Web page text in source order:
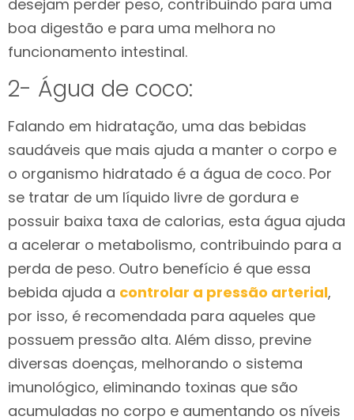
desejam perder peso, contribuindo para uma
boa digestão e para uma melhora no
funcionamento intestinal.
2- Água de coco:
Falando em hidratação, uma das bebidas
saudáveis que mais ajuda a manter o corpo e
o organismo hidratado é a água de coco. Por
se tratar de um líquido livre de gordura e
possuir baixa taxa de calorias, esta água ajuda
a acelerar o metabolismo, contribuindo para a
perda de peso. Outro benefício é que essa
bebida ajuda a controlar a pressão arterial,
por isso, é recomendada para aqueles que
possuem pressão alta. Além disso, previne
diversas doenças, melhorando o sistema
imunológico, eliminando toxinas que são
acumuladas no corpo e aumentando os níveis